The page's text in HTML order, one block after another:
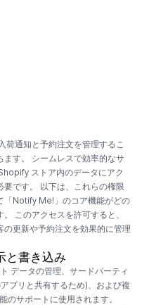
荷通知と予約注文を管理するこ
ます。 シームレスで効率的なサ
ストア内のデータにアク
です。 以下は、これらの権限
「Notify Me!」のコア機能がどの
このアクセスを許可すると、
更新や予約注文を効果的に管理
と書き込み
データの管理、サードパーティ
プリと共有するため)、および複
のサポートに使用されます。